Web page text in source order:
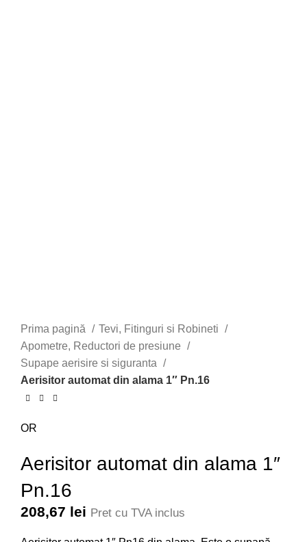
Prima pagină
Tevi, Fitinguri si Robineti
Apometre, Reductori de presiune
Supape aerisire si siguranta
Aerisitor automat din alama 1″ Pn.16
OR
Aerisitor automat din alama 1″
Pn.16
208,67 lei Pret cu TVA inclus